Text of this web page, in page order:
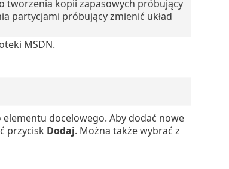
kopii zapasowych próbujący
partycjami próbujący zmienić układ
MSDN.
elementu docelowego. Aby dodać nowe
przycisk Dodaj. Można także wybrać z